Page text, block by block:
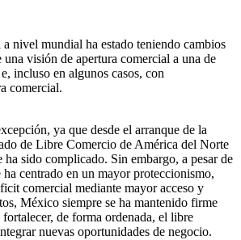
nivel mundial ha estado teniendo cambios
una visión de apertura comercial a una de
incluso en algunos casos, con
comercial.
ya que desde el arranque de la
de Libre Comercio de América del Norte
sido complicado. Sin embargo, a pesar de
centrado en un mayor proteccionismo,
comercial mediante mayor acceso y
México siempre se ha mantenido firme
de forma ordenada, el libre
nuevas oportunidades de negocio.